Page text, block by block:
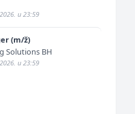
u 23:59
(m/ž)
Solutions BH
u 23:59